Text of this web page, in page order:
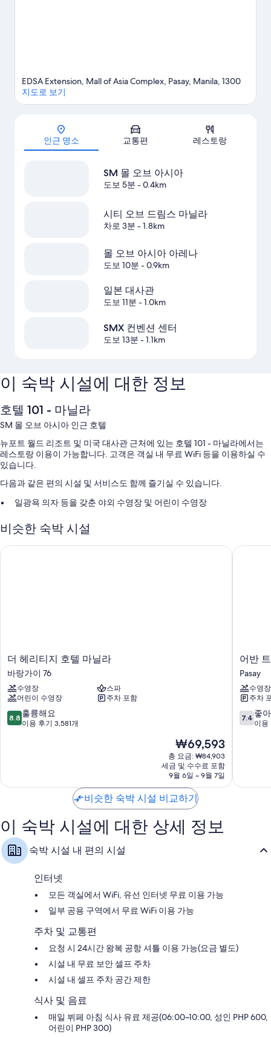
지도
EDSA Extension, Mall of Asia Complex, Pasay, Manila, 1300
지도로 보기
인근 명소 교통편 레스토랑
SM 몰 오브 아시아
도보 5분 - 0.4km
시티 오브 드림스 마닐라
차로 3분 - 1.8km
몰 오브 아시아 아레나
도보 10분 - 0.9km
일본 대사관
도보 11분 - 1.0km
SMX 컨벤션 센터
도보 13분 - 1.1km
이 숙박 시설에 대한 정보
호텔 101 - 마닐라
SM 몰 오브 아시아 인근 호텔
뉴포트 월드 리조트 및 미국 대사관 근처에 있는 호텔 101 - 마닐라에서는
레스토랑 이용이 가능합니다. 고객은 객실 내 무료 WiFi 등을 이용하실 수
있습니다.
다음과 같은 편의 시설 및 서비스도 함께 즐기실 수 있습니다.
일광욕 의자 등을 갖춘 야외 수영장 및 어린이 수영장
뷔페 아침 식사(요금 별도), 왕복 공항 셔틀(요금 별도) 및 콘시어지 서
비스
또한, 다음과 같은 편의 시설 및 서비스를 모든 객실에서 이용하실 수 있습
니다.
욕실 - 비데 및 무료 세면용품 이용 가능
평면 TV - 케이블 TV 채널 이용 가능
간이 주방, 미니 냉장고 및 전자레인지
비슷한 숙박 시설
더
헤
리
티
지
호
텔
가
더 헤리티지 호텔 마닐라
바랑가이 76
수영장
스파
어린이 수영장
주차 포함
10
점
훌
요,
이
용
후
기
8.8 훌륭해요
이용 후기 3,581개
현
재
요
금
₩69,593
₩69,593
총 요금: ₩84,903
세금 및 수수료 포함
9월 6일 ~ 9월 7일
더 헤리티지 호텔 마닐라
어
반
트
래
블
러
스
어반
Pasay
수영장
주차
10
점
좋
7.4 좋
이용
어반 트
비슷한 숙박 시설 비교하기
이 숙박 시설에 대한 상세 정보
숙박 시설 내 편의 시설
인터넷
모든 객실에서 WiFi, 유선 인터넷 무료 이용 가능
일부 공용 구역에서 무료 WiFi 이용 가능
주차 및 교통편
요청 시 24시간 왕복 공항 셔틀 이용 가능(요금 별도)
시설 내 무료 보안 셀프 주차
시설 내 셀프 주차 공간 제한
식사 및 음료
매일 뷔페 아침 식사 유료 제공(06:00~10:00, 성인 PHP 600,
어린이 PHP 300)